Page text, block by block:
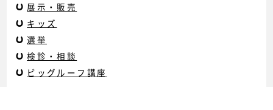
展示・販売
キッズ
選挙
検診・相談
ビッグルーフ講座